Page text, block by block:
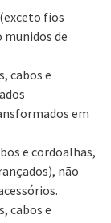
fios
de
cabos e
em
e cordoalhas,
não
cabos e